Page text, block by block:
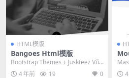
HTML模版
Bangoes Html模版
Bootstrap Themes + Juskteez Vũ,
HTML 5,Re...
4 年前 19 0